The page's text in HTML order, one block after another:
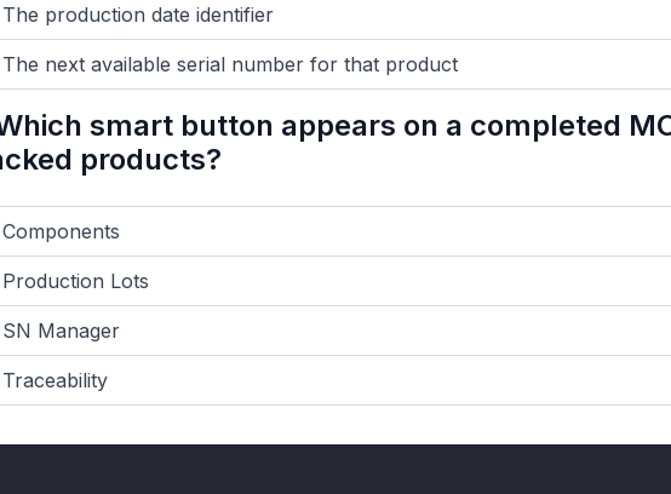
The production date identifier
The next available serial number for that product
smart button appears on a completed
products?
Components
Production Lots
SN Manager
Traceability